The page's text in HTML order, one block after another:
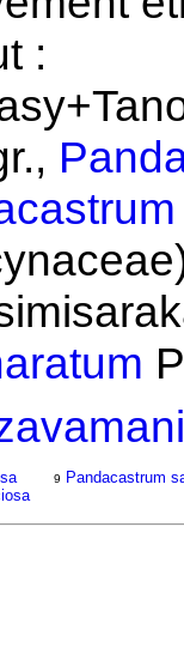
:
9 Pandacastrum